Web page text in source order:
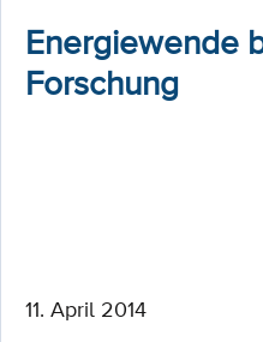
Energiewende
Forschung
11. April 2014